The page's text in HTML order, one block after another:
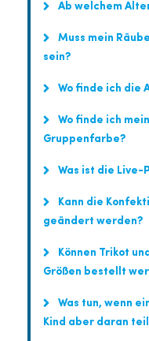
Ab welchem
Muss mein
sein?
Wo finde ich die
Wo finde ich
Gruppenfarbe?
Was ist die Live-
Kann die
geändert werden?
Können Trikot
Größen bestellt
Was tun, wenn
Kind aber daran